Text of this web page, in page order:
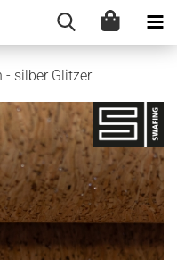
- silber Glitzer